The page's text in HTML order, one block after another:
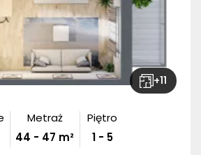
+11
Metraż
44 - 47 m²
Piętro
1 - 5